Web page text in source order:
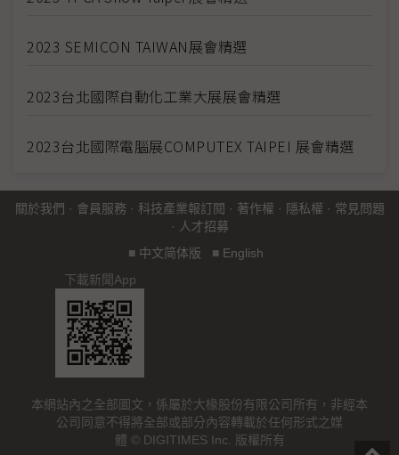
2023 SEMICON TAIWAN展會精選
2023台北國際自動化工業大展展會精選
2023台北國際電腦展COMPUTEX TAIPEI 展會精選
關於我們 · 會員服務 · 科技產業報訂閱 · 著作權 · 隱私權 · 常見問題
· 人才招募
■ 中文简体版 ■ English
下載新聞App
本網站內之全部圖文，係屬於大椽股份有限公司所有，非經本
公司同意不得將全部或部分內容轉載於任何形式之媒
體 © DIGITIMES Inc. 版權所有